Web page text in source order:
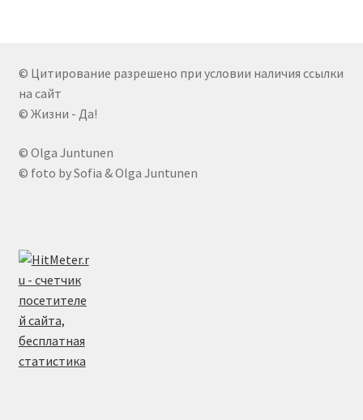
© Цитирование разрешено при условии наличия ссылки
на сайт
© Жизни - Да!
© Olga Juntunen
© foto by Sofia & Olga Juntunen